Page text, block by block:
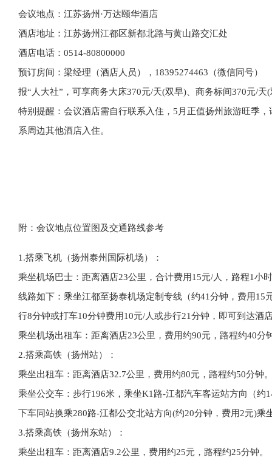
会议地点 ：江苏扬州·万达颐华酒店
酒店地址：江苏扬州江都区新都北路与黄山路交汇处
酒店电话：0514-80800000
预订房间 ：梁经理（酒店人员），18395274463（微信同号）
报“人大社”，可享商务大床370元/天(双早)、商务标间370元/天
特别提醒：会议酒店需自行联系入住，5月正值扬州旅游旺季
系周边其他酒店入住。
附：会议地点位置图及交通路线参考
1.搭乘飞机（扬州泰州国际机场）
：
乘坐机场巴士：距离酒店23公里，合计费用15元/人，路程1小
线路如下：乘坐江都至扬泰机场定制专线（约41分钟，费用15
行8分钟或打车10分钟费用10元/人或步行21分钟，即可到达酒
乘坐机场出租车：距离酒店23公里，费用约90元，路程约40分
2.搭乘高铁（扬州站）
：
乘坐出租车：距离酒店32.7公里，费用约80元，路程约50分钟
乘坐公交车：步行196米，乘坐K1路-江都汽车客运站方向（约
下车同站换乘280路-江都公交北站方向(约20分钟，费用2元)乘
3.搭乘高铁（扬州东站）
：
乘坐出租车：距离酒店9.2公里，费用约25元，路程约25分钟。